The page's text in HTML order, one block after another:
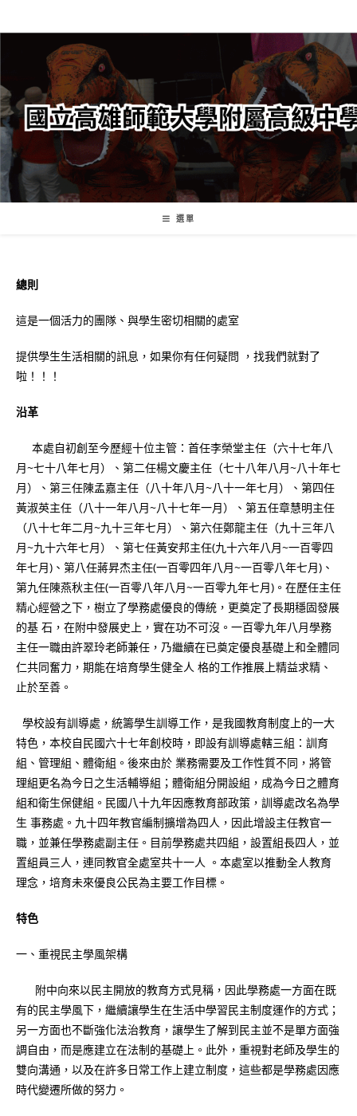
轉
要
內
容
選單
總則
這是一個活力的團隊、與學生密切相關的處室
提供學生生活相關的訊息，如果你有任何疑問 ，找我們就對了
啦！！！
沿革
本處自初創至今歷經十位主管：首任李榮堂主任（六十七年八
月~七十八年七月）、第二任楊文慶主任（七十八年八月~八十年七
月）、第三任陳孟嘉主任（八十年八月~八十一年七月）、第四任
黃淑英主任（八十一年八月~八十七年一月）、第五任章慧明主任
（八十七年二月~九十三年七月）、第六任鄭龍主任（九十三年八
月~九十六年七月）、第七任黃安邦主任(九十六年八月~一百零四
年七月)、第八任蔣昇杰主任(一百零四年八月~一百零八年七月)、
第九任陳燕秋主任(一百零八年八月~一百零九年七月)。在歷任主任
精心經營之下，樹立了學務處優良的傳統，更奠定了長期穩固發展
的基 石，在附中發展史上，實在功不可沒。一百零九年八月學務
主任一職由許翠玲老師兼任，乃繼續在已奠定優良基礎上和全體同
仁共同奮力，期能在培育學生健全人 格的工作推展上精益求精、
止於至善。
學校設有訓導處，統籌學生訓導工作，是我國教育制度上的一大
特色，本校自民國六十七年創校時，即設有訓導處轄三組：訓育
組、管理組、體衛組。後來由於 業務需要及工作性質不同，將管
理組更名為今日之生活輔導組；體衛組分開設組，成為今日之體育
組和衛生保健組。民國八十九年因應教育部政策，訓導處改名為學
生 事務處。九十四年教官編制擴增為四人，因此增設主任教官一
職，並兼任學務處副主任。目前學務處共四組，設置組長四人，並
置組員三人，連同教官全處室共十一人 。本處室以推動全人教育
理念，培育未來優良公民為主要工作目標。
特色
一、重視民主學風架構
附中向來以民主開放的教育方式見稱，因此學務處一方面在既
有的民主學風下，繼續讓學生在生活中學習民主制度運作的方式；
另一方面也不斷強化法治教育，讓學生了解到民主並不是單方面強
調自由，而是應建立在法制的基礎上。此外，重視對老師及學生的
雙向溝通，以及在許多日常工作上建立制度，這些都是學務處因應
時代變遷所做的努力。